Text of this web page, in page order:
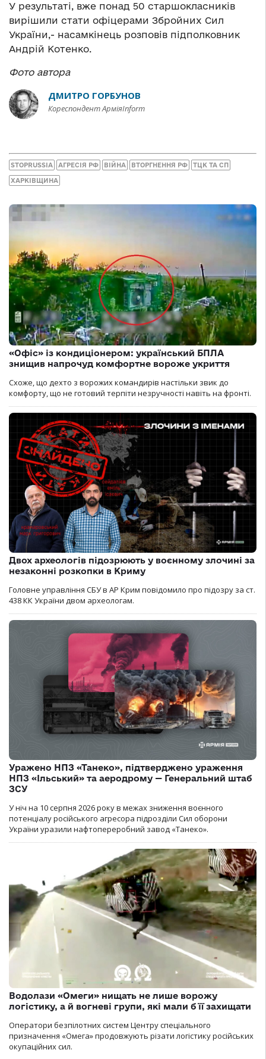
У результаті, вже понад 50 старшокласників
вирішили стати офіцерами Збройних Сил
України,- насамкінець розповів підполковник
Андрій Котенко.
Фото автора
ДМИТРО ГОРБУНОВ
Кореспондент АрміяInform
STOPRUSSIA АГРЕСІЯ РФ ВІЙНА ВТОРГНЕННЯ РФ ТЦК ТА СП
ХАРКІВЩИНА
«Офіс» із кондиціонером: український БПЛА
знищив напрочуд комфортне вороже укриття
Схоже, що дехто з ворожих командирів настільки звик до
комфорту, що не готовий терпіти незручності навіть на фронті.
Двох археологів підозрюють у воєнному злочині за
незаконні розкопки в Криму
Головне управління СБУ в АР Крим повідомило про підозру за ст.
438 КК України двом археологам.
Уражено НПЗ «Танеко», підтверджено ураження
НПЗ «Ільський» та аеродрому — Генеральний штаб
ЗСУ
У ніч на 10 серпня 2026 року в межах зниження воєнного
потенціалу російського агресора підрозділи Сил оборони
України уразили нафтопереробний завод «Танеко».
Водолази «Омеги» нищать не лише ворожу
логістику, а й вогневі групи, які мали б її захищати
Оператори безпілотних систем Центру спеціального
призначення «Омега» продовжують різати логістику російських
окупаційних сил.